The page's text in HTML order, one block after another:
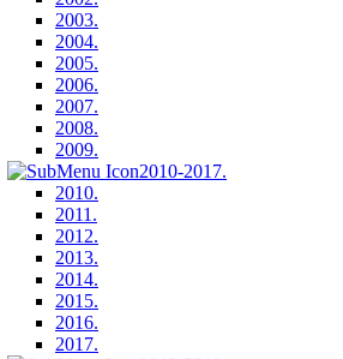
2003.
2004.
2005.
2006.
2007.
2008.
2009.
2010-2017.
2010.
2011.
2012.
2013.
2014.
2015.
2016.
2017.